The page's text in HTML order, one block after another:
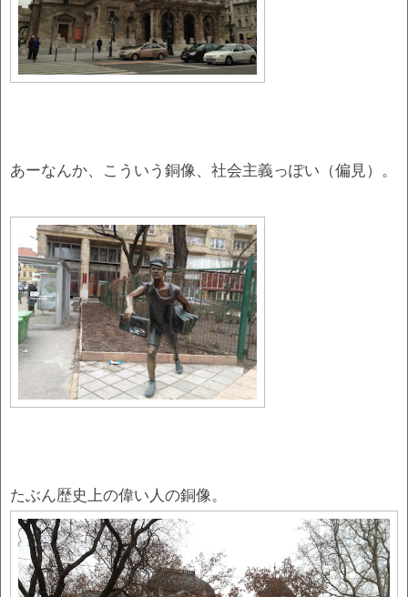
あーなんか、こういう銅像、社会主義っぽい（偏見）。
たぶん歴史上の偉い人の銅像。